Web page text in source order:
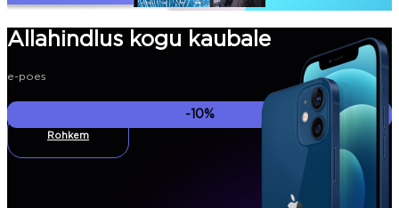
Allahindlus kogu kaubale
e-poes
-10%
Rohkem